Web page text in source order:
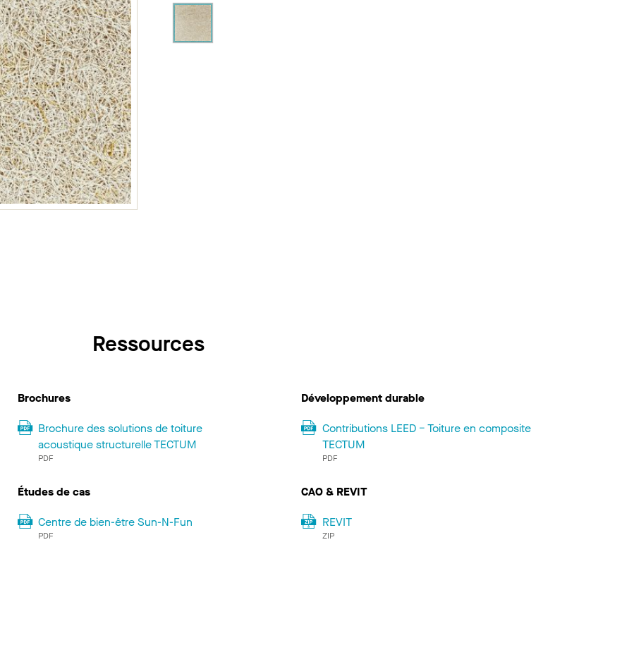
Ressources
Brochures
Brochure des solutions de toiture
acoustique structurelle TECTUM
PDF
Études de cas
Centre de bien-être Sun-N-Fun
PDF
Développement durable
Contributions LEED − Toiture en composite
TECTUM
PDF
CAO & REVIT
REVIT
ZIP